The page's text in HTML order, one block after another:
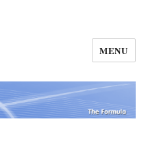
MENU